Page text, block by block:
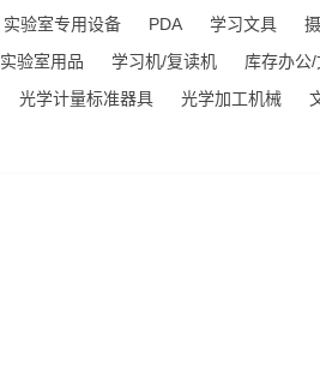
实验室专用设备 PDA 学习文具
实验室用品 学习机/复读机
库存办公/
光学计量标准器具 光学加工机械